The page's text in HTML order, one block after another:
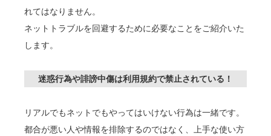
れてはなりません。
ネットトラブルを回避するために必要なことをご紹介いた
します。
迷惑行為や誹謗中傷は利用規約で禁止されている！
リアルでもネットでもやってはいけない行為は一緒です。
都合が悪い人や情報を排除するのではなく、上手な使い方